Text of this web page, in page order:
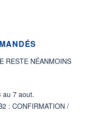
RESTE NÉANMOINS
au 7 aout.
: CONFIRMATION /